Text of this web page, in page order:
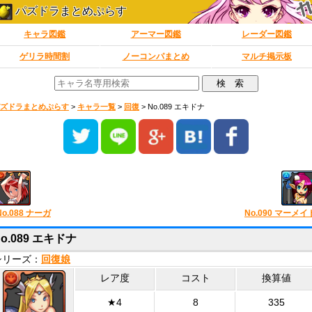
パズドラまとめぷらす
キャラ図鑑 アーマー図鑑 レーダー図鑑
ゲリラ時間割 ノーコンパまとめ マルチ掲示板
ドラまとめぷらす > キャラ一覧 > 回復 > No.089 エキドナ
ナーガ No.090 マーメイ
エキドナ
ーズ： 回復娘
レア度 コスト 換算値
★4 8 335